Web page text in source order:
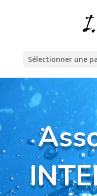
Sélectionner une